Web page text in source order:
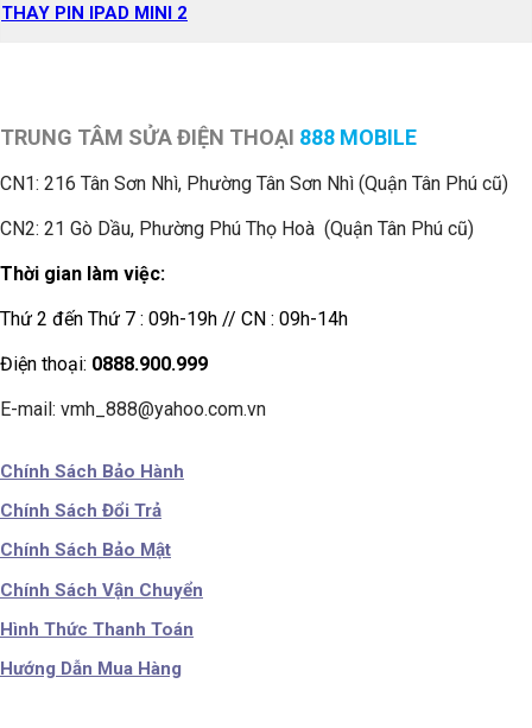
THAY PIN IPAD MINI 2
TRUNG TÂM SỬA ĐIỆN THOẠI 888 MOBILE
CN1: 216 Tân Sơn Nhì, Phường Tân Sơn Nhì (Quận Tân Phú cũ)
CN2: 21 Gò Dầu, Phường Phú Thọ Hoà (Quận Tân Phú cũ)
Thời gian làm việc:
Thứ 2 đến Thứ 7 : 09h-19h // CN : 09h-14h
Điện thoại: 0888.900.999
E-mail: vmh_888@yahoo.com.vn
Chính Sách Bảo Hành
Chính Sách Đổi Trả
Chính Sách Bảo Mật
Chính Sách Vận Chuyển
Hình Thức Thanh Toán
Hướng Dẫn Mua Hàng